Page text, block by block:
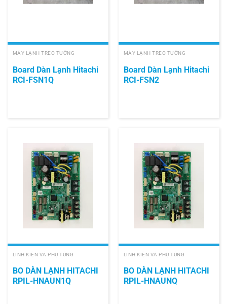
MÁY LẠNH TREO TƯỜNG
Board Dàn Lạnh Hitachi
RCI-FSN1Q
MÁY LẠNH TREO TƯỜNG
Board Dàn Lạnh Hitachi
RCI-FSN2
LINH KIỆN VÀ PHỤ TÙNG
BO DÀN LẠNH HITACHI
RPIL-HNAUN1Q
LINH KIỆN VÀ PHỤ TÙNG
BO DÀN LẠNH HITACHI
RPIL-HNAUNQ